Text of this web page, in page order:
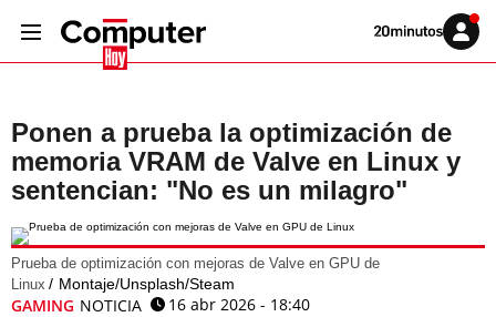
Volver
Iniciar
sesión
Ponen a prueba la optimización de
memoria VRAM de Valve en Linux y
sentencian: "No es un milagro"
Prueba de optimización con mejoras de Valve en GPU de
Linux
Montaje/Unsplash/Steam
GAMING NOTICIA
16 abr 2026 - 18:40